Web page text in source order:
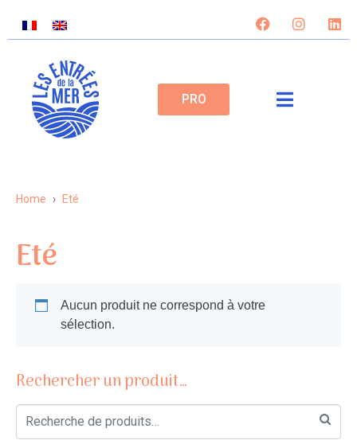
PRO
Home Eté
Eté
Aucun produit ne correspond à votre
sélection.
Rechercher un produit…